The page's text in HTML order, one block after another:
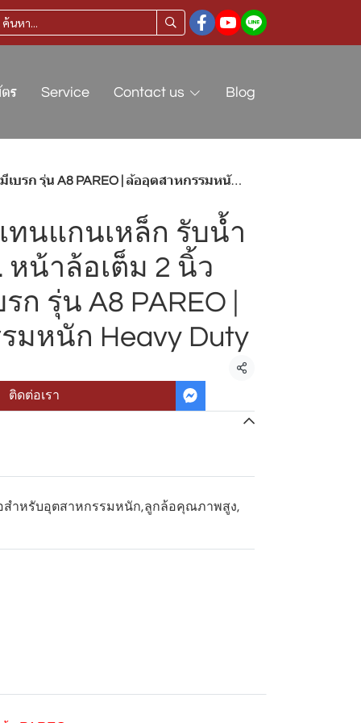
ร Service Contact us Blog
PAREO | ล้ออุตสาหกรรมหนัก Heavy Duty
ทนแกนเหล็ก รับน้ำ
หน้าล้อเต็ม 2 นิ้ว
รุ่น A8 PAREO |
มหนัก Heavy Duty
แชร์
ติดต่อเรา
สำหรับอุตสาหกรรมหนัก,ลูกล้อคุณภาพสูง,